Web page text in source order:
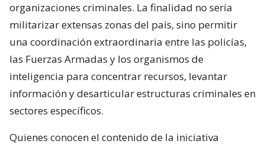
organizaciones criminales. La finalidad no sería
militarizar extensas zonas del país, sino permitir
una coordinación extraordinaria entre las policías,
las Fuerzas Armadas y los organismos de
inteligencia para concentrar recursos, levantar
información y desarticular estructuras criminales en
sectores específicos.
Quienes conocen el contenido de la iniciativa